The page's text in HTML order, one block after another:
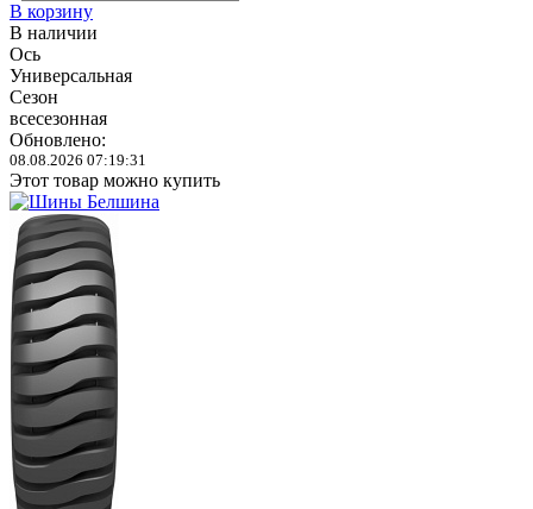
В корзину
В наличии
Ось
Универсальная
Сезон
всесезонная
Обновлено:
08.08.2026 07:19:31
Этот товар можно купить